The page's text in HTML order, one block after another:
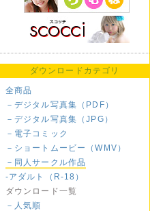
ダウンロードカテゴリ
全商品
－デジタル写真集（PDF）
－デジタル写真集（JPG）
－電子コミック
－ショートムービー（WMV）
－同人サークル作品
-アダルト（R-18）
ダウンロード一覧
－人気順